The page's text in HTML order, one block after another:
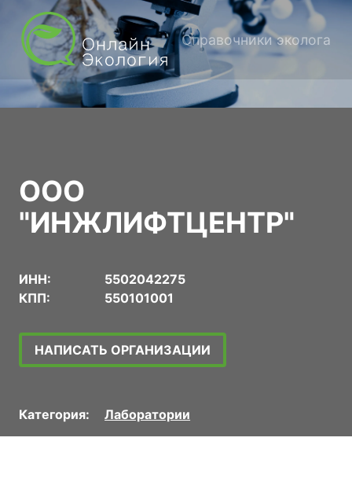
Справочники эколога
ООО
"ИНЖЛИФТЦЕНТР"
ИНН:
5502042275
КПП:
550101001
НАПИСАТЬ ОРГАНИЗАЦИИ
Категория: Лаборатории